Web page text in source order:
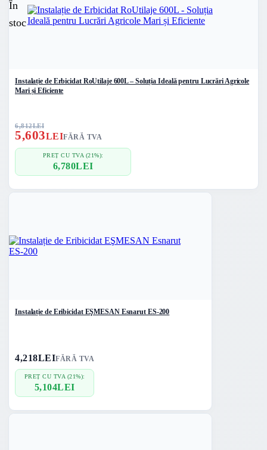
În
stoc
Instalație de Erbicidat RoUtilaje 600L – Soluția Ideală pentru Lucrări Agricole
Mari și Eficiente
6,812LEI
5,603LEIFĂRĂ TVA
PREȚ CU TVA (21%):
6,780LEI
Instalație de Eribicidat EŞMESAN Esnarut ES-200
4,218LEIFĂRĂ TVA
PREȚ CU TVA (21%):
5,104LEI